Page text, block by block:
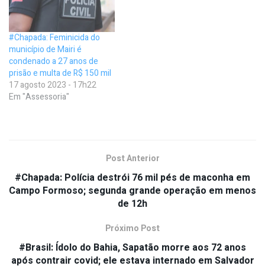
#Chapada: Feminicida do
município de Mairi é
condenado a 27 anos de
prisão e multa de R$ 150 mil
17 agosto 2023 - 17h22
Em "Assessoria"
Post Anterior
#Chapada: Polícia destrói 76 mil pés de maconha em
Campo Formoso; segunda grande operação em menos
de 12h
Próximo Post
#Brasil: Ídolo do Bahia, Sapatão morre aos 72 anos
após contrair covid; ele estava internado em Salvador